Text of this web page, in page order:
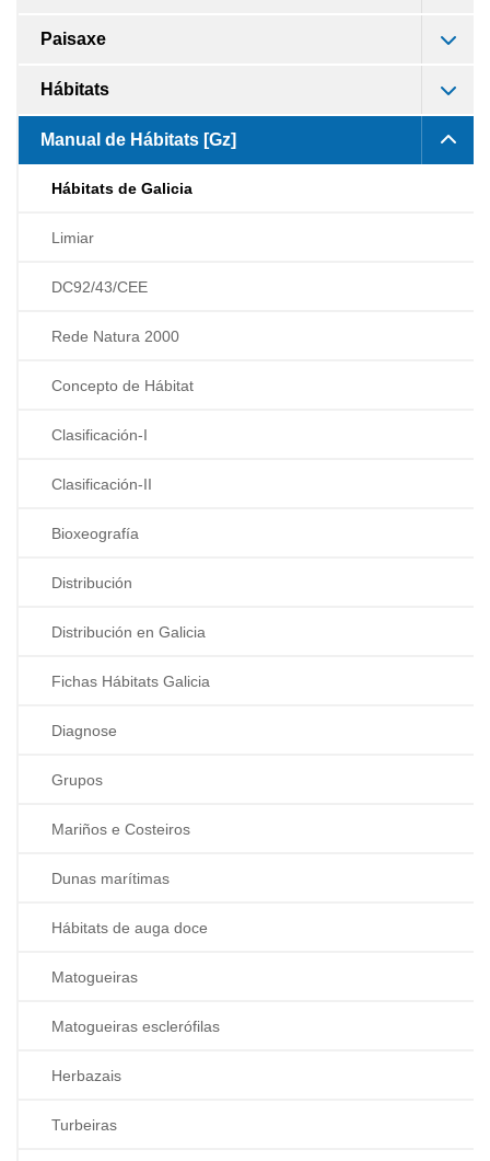
Paisaxe
Hábitats
Manual de Hábitats [Gz]
Hábitats de Galicia
Limiar
DC92/43/CEE
Rede Natura 2000
Concepto de Hábitat
Clasificación-I
Clasificación-II
Bioxeografía
Distribución
Distribución en Galicia
Fichas Hábitats Galicia
Diagnose
Grupos
Mariños e Costeiros
Dunas marítimas
Hábitats de auga doce
Matogueiras
Matogueiras esclerófilas
Herbazais
Turbeiras